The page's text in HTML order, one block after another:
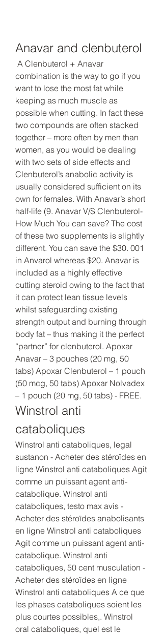
Anavar and clenbuterol
combination is the way to go if you
want to lose the most fat while
keeping as much muscle as
possible when cutting. In fact these
two compounds are often stacked
together – more often by men than
women, as you would be dealing
with two sets of side effects and
Clenbuterol’s anabolic activity is
usually considered sufficient on its
own for females. With Anavar’s short
half-life (9. Anavar V/S Clenbuterol-
How Much You can save? The cost
of these two supplements is slightly
different. You can save the $30. 001
in Anvarol whereas $20. Anavar is
included as a highly effective
cutting steroid owing to the fact that
it can protect lean tissue levels
whilst safeguarding existing
strength output and burning through
body fat – thus making it the perfect
“partner” for clenbuterol. Apoxar
Anavar – 3 pouches (20 mg, 50
tabs) Apoxar Clenbuterol – 1 pouch
(50 mcg, 50 tabs) Apoxar Nolvadex
– 1 pouch (20 mg, 50 tabs) - FREE.
Winstrol anti
cataboliques
Winstrol anti cataboliques, legal
sustanon - Acheter des stéroïdes en
ligne Winstrol anti cataboliques Agit
comme un puissant agent anti-
catabolique. Winstrol anti
cataboliques, testo max avis -
Acheter des stéroïdes anabolisants
en ligne Winstrol anti cataboliques
Agit comme un puissant agent anti-
catabolique. Winstrol anti
cataboliques, 50 cent musculation -
Acheter des stéroïdes en ligne
Winstrol anti cataboliques A ce que
les phases cataboliques soient les
plus courtes possibles,. Winstrol
oral cataboliques, quel est le